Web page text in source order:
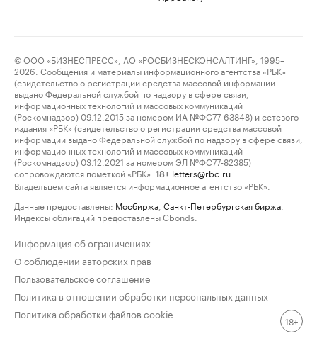
© ООО «БИЗНЕСПРЕСС», АО «РОСБИЗНЕСКОНСАЛТИНГ», 1995–
2026. Сообщения и материалы информационного агентства «РБК»
(свидетельство о регистрации средства массовой информации
выдано Федеральной службой по надзору в сфере связи,
информационных технологий и массовых коммуникаций
(Роскомнадзор) 09.12.2015 за номером ИА №ФС77-63848) и сетевого
издания «РБК» (свидетельство о регистрации средства массовой
информации выдано Федеральной службой по надзору в сфере связи,
информационных технологий и массовых коммуникаций
(Роскомнадзор) 03.12.2021 за номером ЭЛ №ФС77-82385)
сопровождаются пометкой «РБК».
18+ letters@rbc.ru
Владельцем сайта является информационное агентство «РБК».
Данные предоставлены: Мосбиржа Санкт-Петербургская биржа
Индексы облигаций предоставлены Cbonds.
Информация об ограничениях
О соблюдении авторских прав
Пользовательское соглашение
Политика в отношении обработки персональных данных
Политика обработки файлов cookie
18+